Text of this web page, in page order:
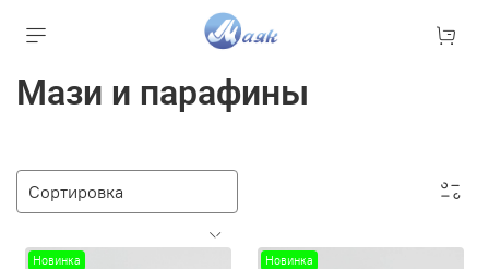
Мази и парафины
Новинка Новинка